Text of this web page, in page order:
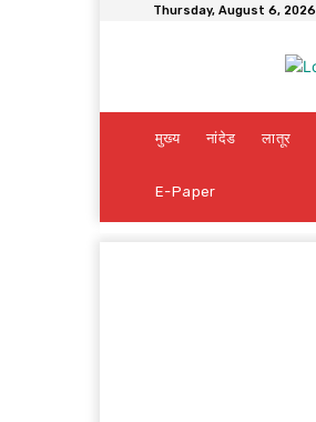
Thursday, August 6, 2026
मुख्य नांदेड लातूर
E-Paper